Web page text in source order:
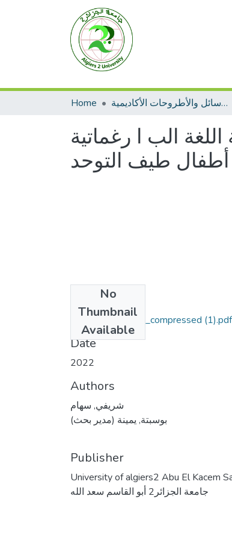
Home الرسائل والأطروحات الأكاديمية
الب ا رغماتية
طيف التوحد
No
Thumbnail
Available
these de doctorat_compressed (1).pdf
Date
2022
Authors
شريفي, سهام
بوسبتة, يمينة (مدير بحث)
Publisher
University of algiers2 Abu El Kacem
جامعة الجزائر2 أبو القاسم سعد الله